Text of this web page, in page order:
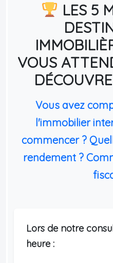
LES 5
VOUS
Vous avez
l'immobilier
commencer ?
rendement ?
Lors de notre
heure :